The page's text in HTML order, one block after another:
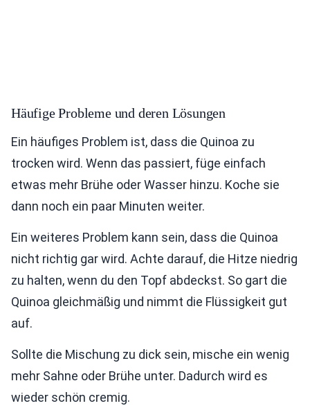
Häufige Probleme und deren Lösungen
Ein häufiges Problem ist, dass die Quinoa zu
trocken wird. Wenn das passiert, füge einfach
etwas mehr Brühe oder Wasser hinzu. Koche sie
dann noch ein paar Minuten weiter.
Ein weiteres Problem kann sein, dass die Quinoa
nicht richtig gar wird. Achte darauf, die Hitze niedrig
zu halten, wenn du den Topf abdeckst. So gart die
Quinoa gleichmäßig und nimmt die Flüssigkeit gut
auf.
Sollte die Mischung zu dick sein, mische ein wenig
mehr Sahne oder Brühe unter. Dadurch wird es
wieder schön cremig.